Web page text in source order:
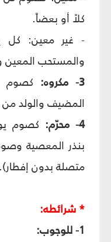
كلاً أو بعضاً.
- غير معين: كل
والمستحب المعين
3- مكروه:
كصوم
المضيف والولد من
4- محرّم:
كصوم
بنذر المعصية
متصلة بدون إفطار).
* شرائطه:
1- للوجوب: